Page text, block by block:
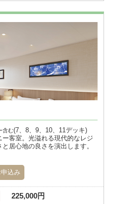
含む(7、8、9、10、11デッキ)
客室。光溢れる現代的なレジ
居心地の良さを演出します。
申込み
225,000円